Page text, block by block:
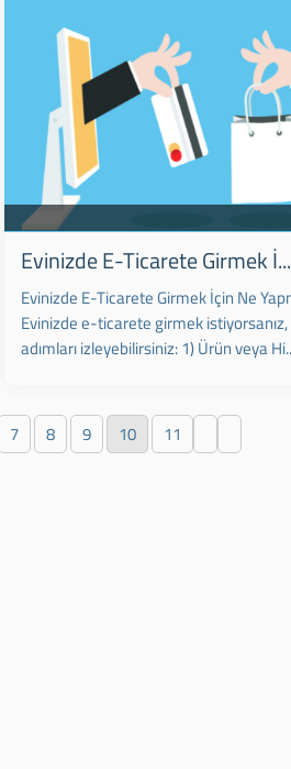
Evinizde E-Ticarete Girmek İ...
Evinizde E-Ticarete Girmek İçin Ne
Evinizde e-ticarete girmek istiyorsanız,
adımları izleyebilirsiniz: 1) Ürün veya
7 8 9 10 11